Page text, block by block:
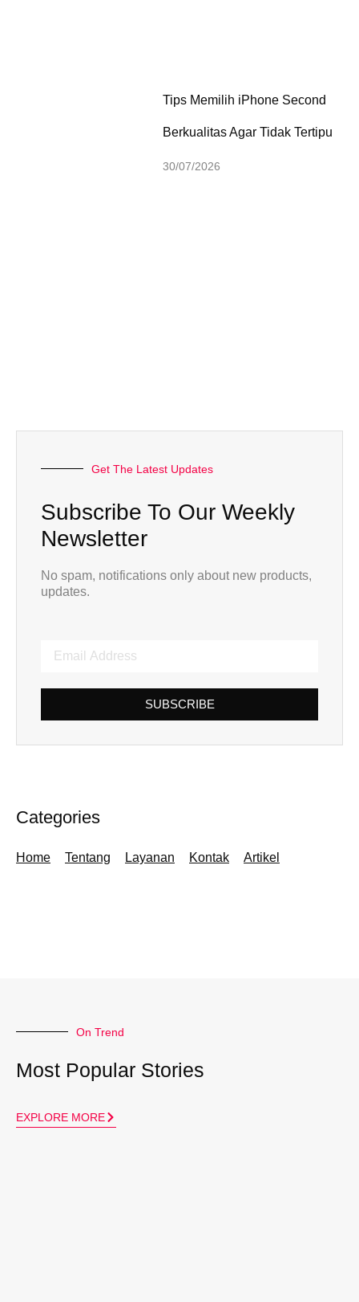
Tips Memilih iPhone Second
Berkualitas Agar Tidak Tertipu
30/07/2026
Get The Latest Updates
Subscribe To Our Weekly
Newsletter
No spam, notifications only about new products,
updates.
SUBSCRIBE
Categories
Home Tentang Layanan Kontak Artikel
On Trend
Most Popular Stories
EXPLORE MORE